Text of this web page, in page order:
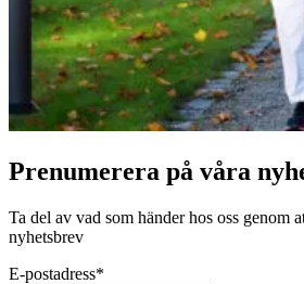
Prenumerera på våra
Ta del av vad som händer hos oss genom
nyhetsbrev
E-postadress*